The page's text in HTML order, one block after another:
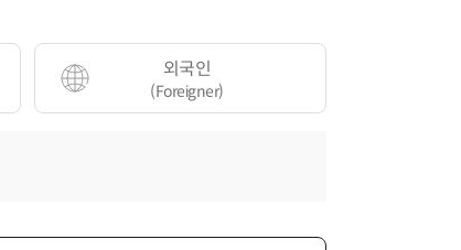
외국인
(Foreigner)